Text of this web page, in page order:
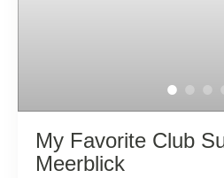
My Favorite Club
Meerblick